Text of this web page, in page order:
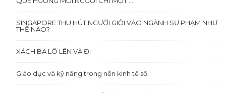
SINGAPORE THU HÚT NGƯỜI GIỎI VÀO NGÀNH SƯ PHẠM NHƯ
THẾ NÀO?
XÁCH BA LÔ LÊN VÀ ĐI
Giáo dục và kỹ năng trong nền kinh tế số